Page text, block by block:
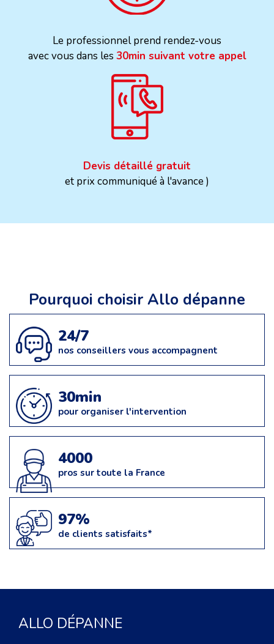
Le professionnel prend rendez-vous
avec vous dans les 30min suivant votre appel
Devis détaillé gratuit
et prix communiqué à l'avance )
Pourquoi choisir Allo dépanne
24/7
nos conseillers vous accompagnent
30min
pour organiser l'intervention
4000
pros sur toute la France
97%
de clients satisfaits*
ALLO DÉPANNE